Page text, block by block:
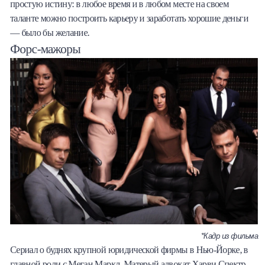
простую истину: в любое время и в любом месте на своем
таланте можно построить карьеру и заработать хорошие деньги
— было бы желание.
Форс-мажоры
*Кадр из фильма
Сериал о буднях крупной юридической фирмы в Нью-Йорке, в